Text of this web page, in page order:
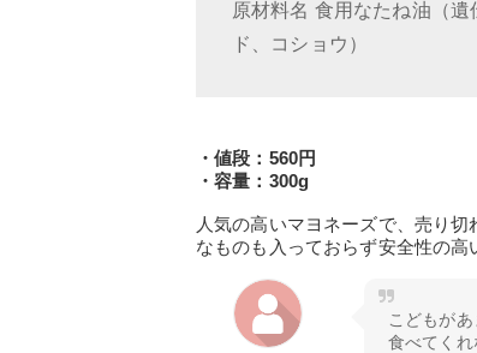
原材料名 食用なたね油（
ド、コショウ）
・値段：560円
・容量：300g
人気の高いマヨネーズで、売り
なものも入っておらず安全性の高
こどもが
食べてく